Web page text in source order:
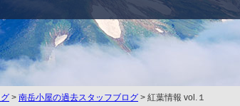
> 南岳小屋の過去スタッフブログ > 紅葉情報 vol.１